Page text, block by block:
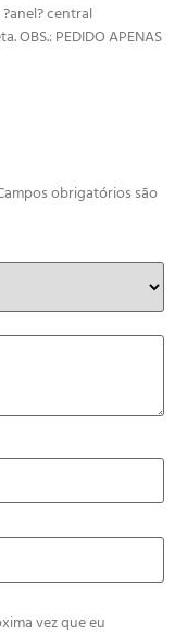
central
PEDIDO APENAS
obrigatórios são
vez que eu